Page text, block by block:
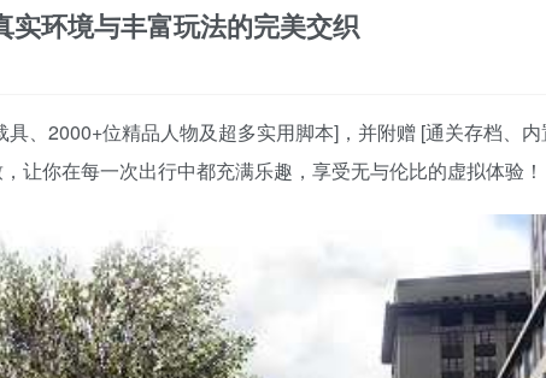
实环境与丰富玩法的完美交织
、2000+位精品人物及超多实用脚本]，并附赠 [通关存档、
让你在每一次出行中都充满乐趣，享受无与伦比的虚拟体验！